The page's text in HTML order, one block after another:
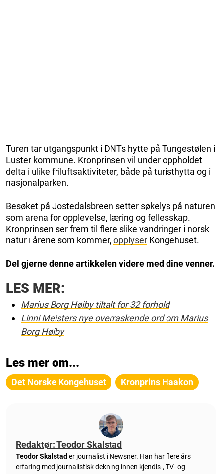
Turen tar utgangspunkt i DNTs hytte på Tungestølen i
Luster kommune. Kronprinsen vil under oppholdet
delta i ulike friluftsaktiviteter, både på turisthytta og i
nasjonalparken.
Besøket på Jostedalsbreen setter søkelys på naturen
som arena for opplevelse, læring og fellesskap.
Kronprinsen ser frem til flere slike vandringer i norsk
natur i årene som kommer, opplyser Kongehuset.
Del gjerne denne artikkelen videre med dine venner.
LES MER:
Marius Borg Høiby tiltalt for 32 forhold
Linni Meisters nye overraskende ord om Marius
Borg Høiby
Les mer om...
Det Norske Kongehuset Kronprins Haakon
Redaktør: Teodor Skalstad
Teodor Skalstad er journalist i Newsner. Han har flere års
erfaring med journalistisk dekning innen kjendis-, TV- og